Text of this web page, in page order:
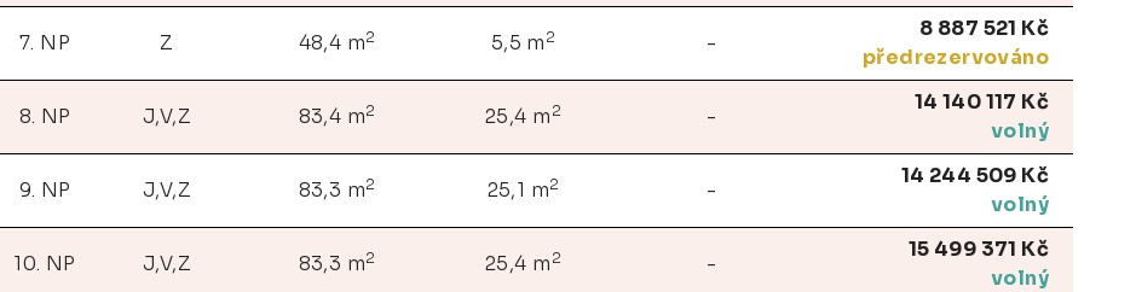
7. NP Z 48,4 m2 5,5 m 2 -
8 887 521 Kč
předrezervováno
8. NP J,V,Z 83,4 m2 25,4 m 2 -
14 140 117 Kč
volný
9. NP J,V,Z 83,3 m2 25,1 m2 -
14 244 509 Kč
volný
10. NP J,V,Z 83,3 m2 25,4 m 2 -
15 499 371 Kč
volný